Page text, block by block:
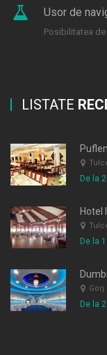
Usor de
Posibilitatea
LISTATE
De la
Hotel
De la
Gorj
De la